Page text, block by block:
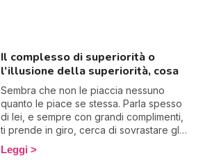
Il complesso di superiorità o
l’illusione della superiorità, cosa
Sembra che non le piaccia nessuno
quanto le piace se stessa. Parla spesso
di lei, e sempre con grandi complimenti,
ti prende in giro, cerca di sovrastare gli
altri, sembra disprezzare tutto e ha un
forte problema di autostima. Benvenuta
Leggi